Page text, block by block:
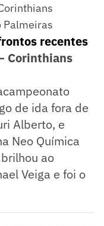
Palmeiras
recentes
Corinthians
de ida fora de
Alberto, e
Neo Química
ao
Veiga e foi o